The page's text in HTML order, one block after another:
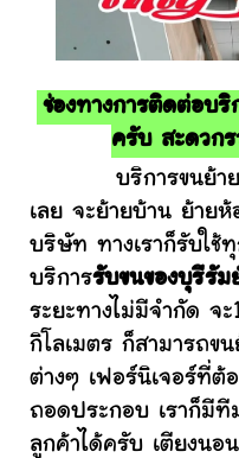
ช่องทางการติดต่อบริ
ครับ สะดวกร
บริการขนย้ายขอ
เลย จะย้ายบ้าน ย้าย
บริษัท ทางเราก็รับใช้
บริการรับขนของบุรีรัม
ระยะทางไม่มีจำกัด จ
กิโลเมตร ก็สามารถขน
ต่างๆ เฟอร์นิเจอร์ที่ต้
ถอดประกอบ เราก็มี
ลูกค้าได้ครับ เตียงนอ